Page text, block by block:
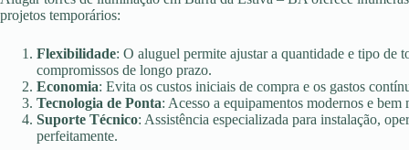
projetos temporários:
Flexibilidade: O aluguel permite ajustar a quantidade e tipo de
compromissos de longo prazo.
Economia: Evita os custos iniciais de compra e os gastos
Tecnologia de Ponta: Acesso a equipamentos modernos e
Suporte Técnico: Assistência especializada para instalação,
perfeitamente.